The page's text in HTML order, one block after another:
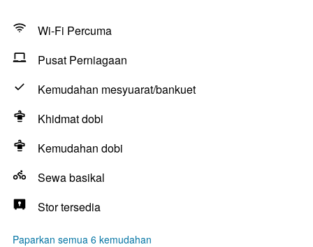
Wi-Fi Percuma
Pusat Perniagaan
Kemudahan mesyuarat/bankuet
Khidmat dobi
Kemudahan dobi
Sewa basikal
Stor tersedia
Paparkan semua 6 kemudahan